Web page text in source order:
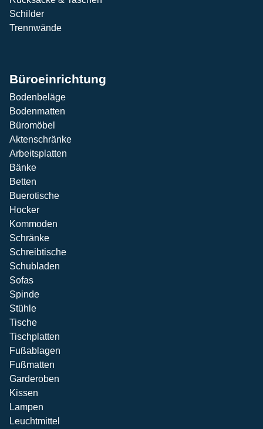
Schilder
Trennwände
Büroeinrichtung
Bodenbeläge
Bodenmatten
Büromöbel
Aktenschränke
Arbeitsplatten
Bänke
Betten
Buerotische
Hocker
Kommoden
Schränke
Schreibtische
Schubladen
Sofas
Spinde
Stühle
Tische
Tischplatten
Fußablagen
Fußmatten
Garderoben
Kissen
Lampen
Leuchtmittel